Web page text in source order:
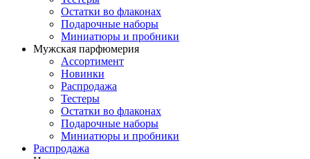
Остатки во флаконах
Подарочные наборы
Миниатюры и пробники
Мужская парфюмерия
Ассортимент
Новинки
Распродажа
Тестеры
Остатки во флаконах
Подарочные наборы
Миниатюры и пробники
Распродажа